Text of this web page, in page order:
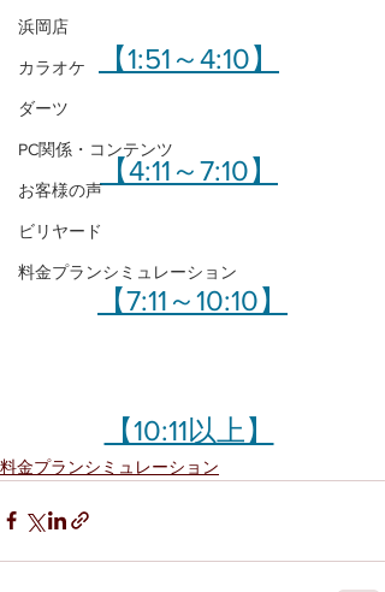
浜岡店
カラオケ
ダーツ
PC関係・コンテンツ
お客様の声
ビリヤード
料金プランシミュレーション
【1:51～4:10】
【4:11～7:10】
【7:11～10:10】
【10:11以上】
料金プランシミュレーション